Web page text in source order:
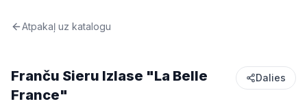
Atpakaļ uz katalogu
Olas & piena produkti
Franču Sieru Izlase "La Belle
France"
Dalies